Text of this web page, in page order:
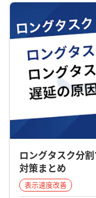
ロングタスク分
対策まとめ
表示速度改善